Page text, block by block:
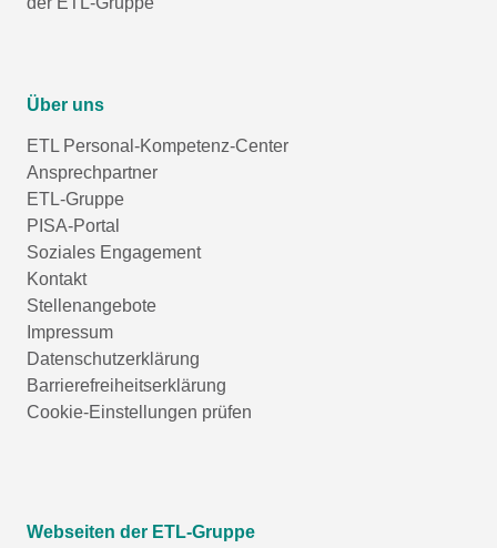
Über uns
ETL Personal-Kompetenz-Center
Ansprechpartner
ETL-Gruppe
PISA-Portal
Soziales Engagement
Kontakt
Stellenangebote
Impressum
Datenschutzerklärung
Barrierefreiheitserklärung
Cookie-Einstellungen prüfen
Webseiten der ETL-Gruppe